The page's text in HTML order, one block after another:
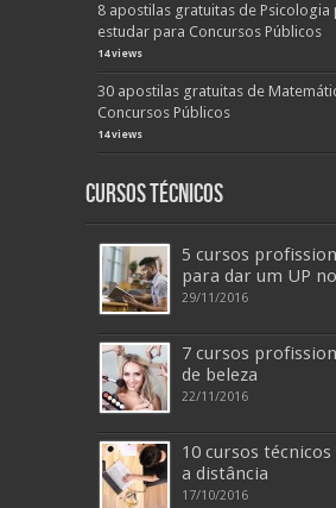
8 apostilas gratuitas de Psicologia
estudar para Concursos Públicos
14 views
30 apostilas gratuitas de
Concursos Públicos
14 views
Cursos Técnicos
5 cursos
para dar um UP
29/11/2016
7 cursos
de beleza
22/11/2016
10 cursos
a distância
17/10/2016